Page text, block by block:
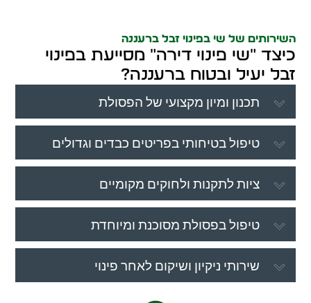
השירותים של שי בפינוי זבל ברעננה
כיצד "שי פינוי דירה" מסייעת בפינוי
זבל יעיל ובטוח ברעננה?
תכנון ומיון מקצועי של הפסולת
טיפול בטיחותי בפריטים כבדים וגדולים
ציות לתקנות ולחוקים מקומיים
טיפול בפסולת מסוכנת ומיוחדת
שירותי ניקיון ושיקום לאחר פינוי